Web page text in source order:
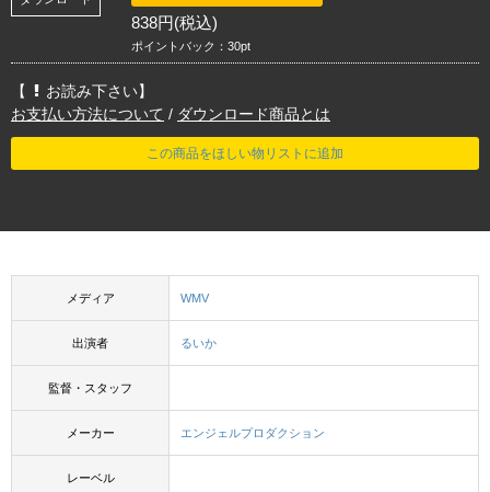
838円(税込)
ポイントバック：30pt
【
お読み下さい】
お支払い方法について / ダウンロード商品とは
この商品をほしい物リストに追加
メディア WMV
出演者 るいか
監督・スタッフ
メーカー エンジェルプロダクション
レーベル